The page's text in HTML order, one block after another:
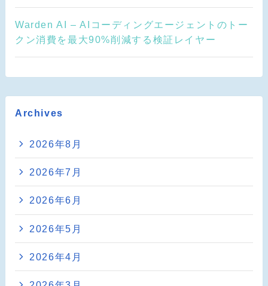
Warden AI – AIコーディングエージェントのトー
クン消費を最大90%削減する検証レイヤー
Archives
2026年8月
2026年7月
2026年6月
2026年5月
2026年4月